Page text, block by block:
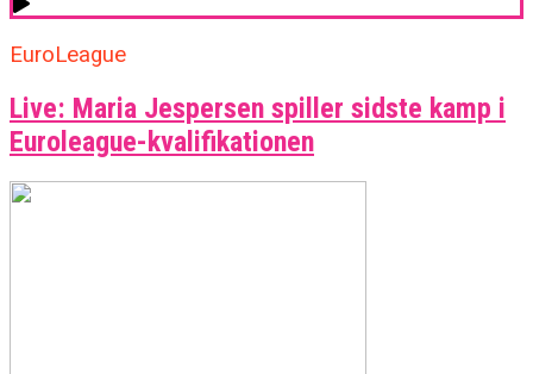
EuroLeague
Live: Maria Jespersen spiller sidste kamp i
Euroleague-kvalifikationen